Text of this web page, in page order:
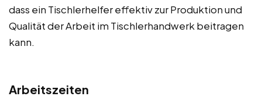
dass ein Tischlerhelfer effektiv zur Produktion und
Qualität der Arbeit im Tischlerhandwerk beitragen
kann.
Arbeitszeiten